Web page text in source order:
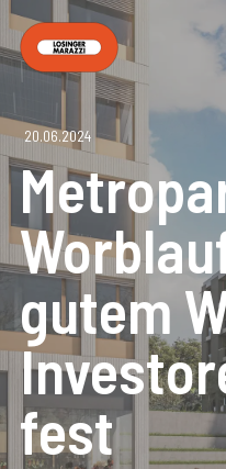
20.06.2024
gutem
fest